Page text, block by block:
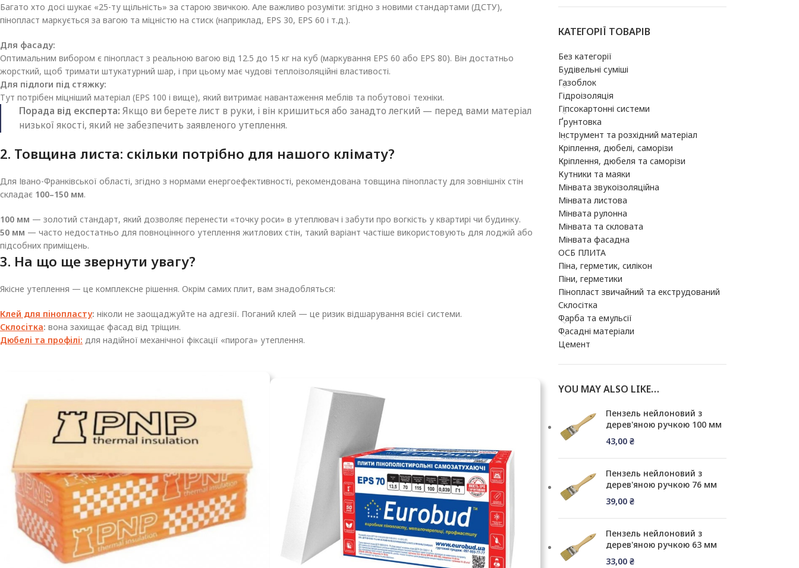
Багато хто досі шукає «25-ту щільність» за старою звичкою. Але важливо розуміти: згідно з новими стандартами (ДСТУ),
пінопласт маркується за вагою та міцністю на стиск (наприклад, EPS 30, EPS 60 і т.д.).
Для фасаду:
Оптимальним вибором є пінопласт з реальною вагою від 12.5 до 15 кг на куб (маркування EPS 60 або EPS 80). Він достатньо
жорсткий, щоб тримати штукатурний шар, і при цьому має чудові теплоізоляційні властивості.
Для підлоги під стяжку:
Тут потрібен міцніший матеріал (EPS 100 і вище), який витримає навантаження меблів та побутової техніки.
Порада від експерта: Якщо ви берете лист в руки, і він кришиться або занадто легкий — перед вами матеріал
низької якості, який не забезпечить заявленого утеплення.
2. Товщина листа: скільки потрібно для нашого клімату?
Для Івано-Франківської області, згідно з нормами енергоефективності, рекомендована товщина пінопласту для зовнішніх стін
складає 100–150 мм.
100 мм — золотий стандарт, який дозволяє перенести «точку роси» в утеплювач і забути про вогкість у квартирі чи будинку.
50 мм — часто недостатньо для повноцінного утеплення житлових стін, такий варіант частіше використовують для лоджій або
підсобних приміщень.
3. На що ще звернути увагу?
Якісне утеплення — це комплексне рішення. Окрім самих плит, вам знадобляться:
Клей для пінопласту: ніколи не заощаджуйте на адгезії. Поганий клей — це ризик відшарування всієї системи.
Склосітка: вона захищає фасад від тріщин.
Дюбелі та профілі: для надійної механічної фіксації «пирога» утеплення.
КАТЕГОРІЇ ТОВАРІВ
Без категорії
Будівельні суміші
Газоблок
Гідроізоляція
Гіпсокартонні системи
Ґрунтовка
Інструмент та розхідний матеріал
Кріплення, дюбелі, саморізи
Кріплення, дюбеля та саморізи
Кутники та маяки
Мінвата звукоізоляційна
Мінвата листова
Мінвата рулонна
Мінвата та скловата
Мінвата фасадна
ОСБ ПЛИТА
Піна, герметик, силікон
Піни, герметики
Пінопласт звичайний та екструдований
Склосітка
Фарба та емульсії
Фасадні матеріали
Цемент
YOU MAY ALSO LIKE…
Пензель нейлоновий з
дерев'яною ручкою 100 мм
43,00 ₴
Пензель нейлоновий з
дерев'яною ручкою 76 мм
39,00 ₴
Пензель нейлоновий з
дерев'яною ручкою 63 мм
33,00 ₴